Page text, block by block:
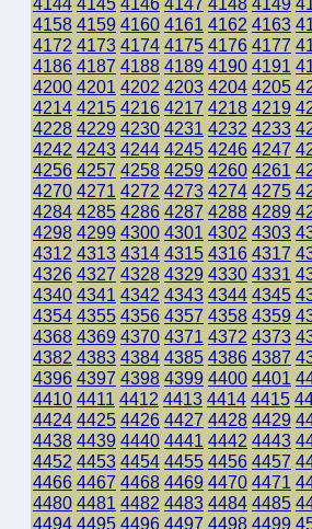
4158 4159 4160 4161 4162 4163
4172 4173 4174 4175 4176 4177
4186 4187 4188 4189 4190 4191
4200 4201 4202 4203 4204 4205
4214 4215 4216 4217 4218 4219
4228 4229 4230 4231 4232 4233
4242 4243 4244 4245 4246 4247
4256 4257 4258 4259 4260 4261
4270 4271 4272 4273 4274 4275
4284 4285 4286 4287 4288 4289
4298 4299 4300 4301 4302 4303
4312 4313 4314 4315 4316 4317
4326 4327 4328 4329 4330 4331
4340 4341 4342 4343 4344 4345
4354 4355 4356 4357 4358 4359
4368 4369 4370 4371 4372 4373
4382 4383 4384 4385 4386 4387
4396 4397 4398 4399 4400 4401
4410 4411 4412 4413 4414 4415
4424 4425 4426 4427 4428 4429
4438 4439 4440 4441 4442 4443
4452 4453 4454 4455 4456 4457
4466 4467 4468 4469 4470 4471
4480 4481 4482 4483 4484 4485
4494 4495 4496 4497 4498 4499